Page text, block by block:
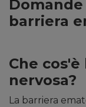
barriera
Che
nervosa?
La barriera